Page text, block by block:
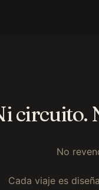
circuito.
No
Cada viaje es